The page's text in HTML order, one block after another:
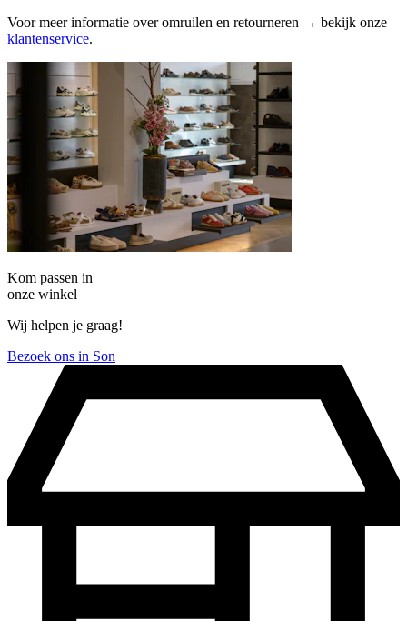
Voor meer informatie over omruilen en retourneren → bekijk onze
klantenservice.
Kom passen in
onze winkel
Wij helpen je graag!
Bezoek ons in Son